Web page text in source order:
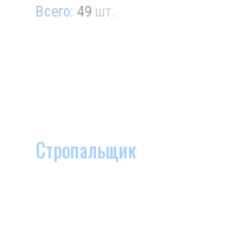
Всего: 49 шт.
Стропальщик